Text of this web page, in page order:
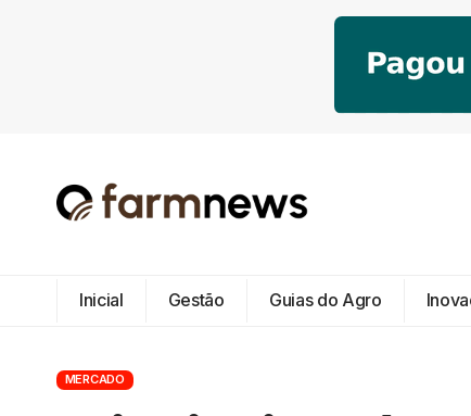
Inicial Gestão Guias do Agro
MERCADO